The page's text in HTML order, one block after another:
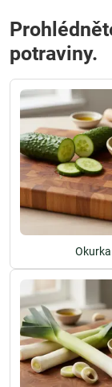
potraviny.
Okurka